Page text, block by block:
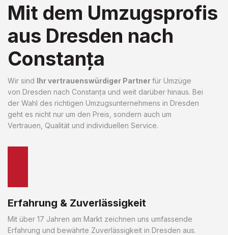
Mit dem Umzugsprofis
aus Dresden nach
Constanța
Wir sind Ihr vertrauenswürdiger Partnerfür Umzüge
von Dresden nach Constanța und weit darüber hinaus. Bei
der Wahl des richtigen Umzugsunternehmens in Dresden
geht es nicht nur um den Preis, sondern auch um
Vertrauen, Qualität und individuellen Service.
Erfahrung & Zuverlässigkeit
Mit über 17 Jahren am Markt zeichnen uns umfassende
Erfahrung und bewährte Zuverlässigkeit in Dresden aus.